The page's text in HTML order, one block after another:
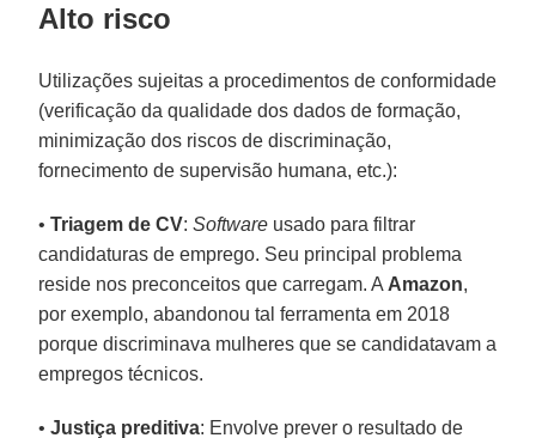
Alto risco
Utilizações sujeitas a procedimentos de conformidade
(verificação da qualidade dos dados de formação,
minimização dos riscos de discriminação,
fornecimento de supervisão humana, etc.):
•Triagem de CV:Software usado para filtrar
candidaturas de emprego. Seu principal problema
reside nos preconceitos que carregam. A Amazon,
por exemplo, abandonou tal ferramenta em 2018
porque discriminava mulheres que se candidatavam a
empregos técnicos.
•Justiça preditiva: Envolve prever o resultado de